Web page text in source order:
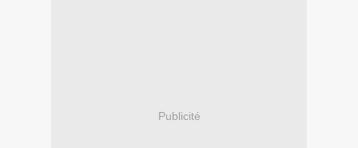
Publicité